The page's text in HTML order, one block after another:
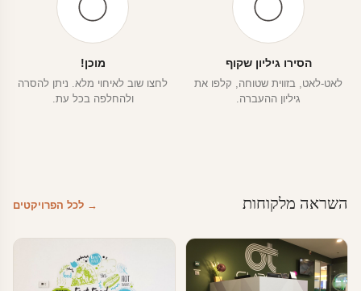
הסירו גיליון שקוף
לאט-לאט, בזווית שטוחה, קלפו את
גיליון ההעברה.
מוכן!
לחצו שוב לאיחוי מלא. ניתן להסרה
ולהחלפה בכל עת.
השראה מלקוחות → לכל הפרויקטים